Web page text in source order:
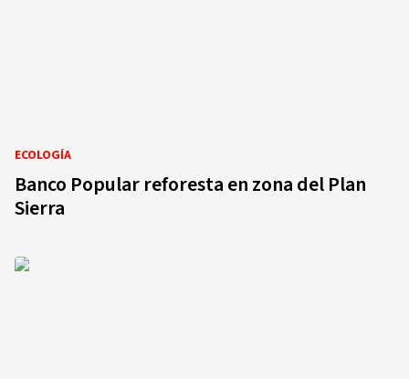
ECOLOGÍA
Banco Popular reforesta en zona del Plan
Sierra